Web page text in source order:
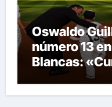
Oswaldo
número 13
Blancas: